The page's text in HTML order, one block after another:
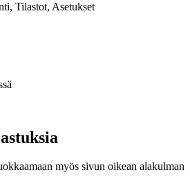
Tilastot, Asetukset
myös sivun oikean alakulman